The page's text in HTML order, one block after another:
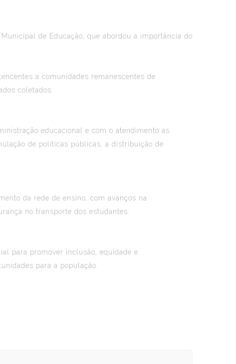
de Educação, que abordou a importância do
a comunidades remanescentes de
coletados.
educacional e com o atendimento às
de políticas públicas, a distribuição de
da rede de ensino, com avanços na
no transporte dos estudantes.
para promover inclusão, equidade e
para a população.